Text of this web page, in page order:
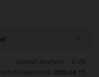
azonnal átvehető: 2 db
beérkezés: 2026.08.11.